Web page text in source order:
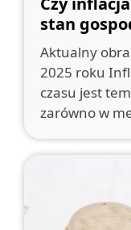
stan
Aktualny
2025 roku
czasu jest
zarówno w